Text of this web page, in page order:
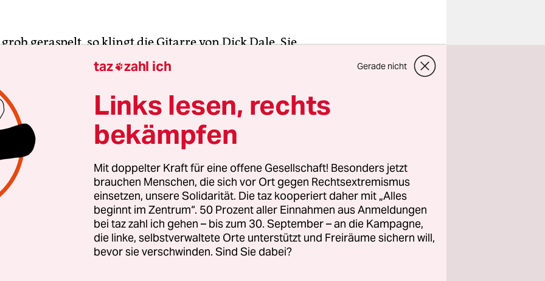
geraspelt, so klingt die Gitarre von Dick Dale. Sie
in einer fremden Zunge: dagga daggadidaggadagga. Die
Dales Gitarre fährt Schlangenlinien, ihr brummender
macht kirre. Mit dem Effekt hat der US-Musiker den Klang
vergröbert. Es ist das Zeitalter der Straßenkreuzer, und
Fender-Gitarre, deren Form einer Autokarosserie
ist und einen Typennamen hat, der nach dickem
Stratocaster.
noch jung, Rock ’n’ Roll, Doo-wop und die großen Crooner
aus der Mode, schon schwappt die nächste Monsterwelle
der Sounds an Land: Surfmusik. Und „Miserlou“ heißt
Instrumentalhit. Er dauert 2 Minuten und 15 Sekunden.
taz zahl ich Gerade nicht
Links lesen, rechts
bekämpfen
Mit doppelter Kraft für eine offene Gesellschaft! Besonders jetzt
brauchen Menschen, die sich vor Ort gegen Rechtsextremismus
einsetzen, unsere Solidarität. Die taz kooperiert daher mit „Alles
beginnt im Zentrum“. 50 Prozent aller Einnahmen aus Anmeldungen
bei taz zahl ich gehen – bis zum 30. September – an die Kampagne,
die linke, selbstverwaltete Orte unterstützt und Freiräume sichern will,
bevor sie verschwinden. Sind Sie dabei?